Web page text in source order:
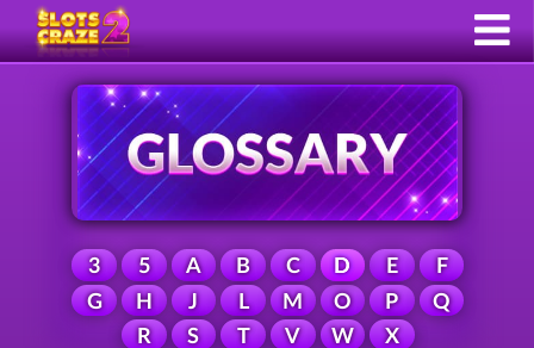
3 5 A B C D E
F
G
H J L M O P
Q
R
S T V W X